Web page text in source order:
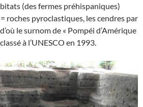
(des fermes préhispaniques)
roches pyroclastiques, les cendres par
le surnom de « Pompéi d’Amérique
à l’UNESCO en 1993.